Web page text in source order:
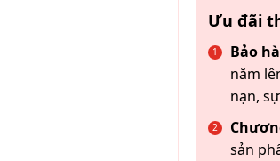
Ưu đãi
Bảo
năm
nạn,
sản